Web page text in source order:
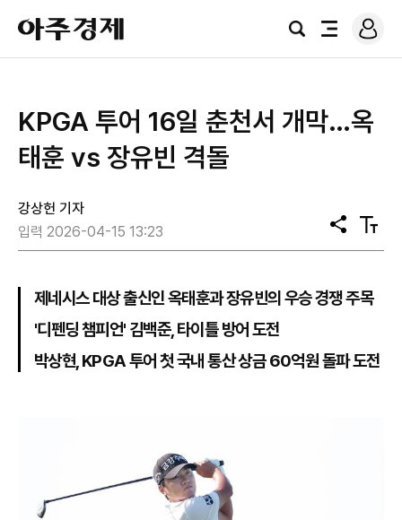
아
주
경
검
전
로
그
KPGA 투어 16일 춘천서 개막…옥
태훈 vs 장유빈 격돌
강상헌 기자
입력 2026-04-15 13:23
공
유
텍
스
기
제네시스 대상 출신인 옥태훈과 장유빈의 우승 경쟁 주목
'디펜딩 챔피언' 김백준, 타이틀 방어 도전
박상현, KPGA 투어 첫 국내 통산 상금 60억원 돌파 도전